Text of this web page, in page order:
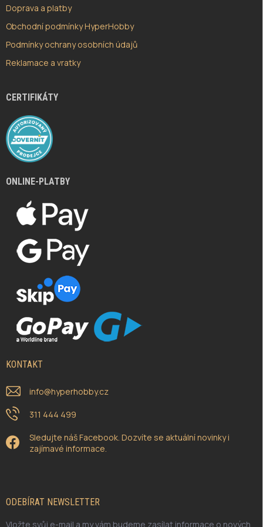
Doprava a platby
Obchodní podmínky HyperHobby
Podmínky ochrany osobních údajů
Reklamace a vratky
CERTIFIKÁTY
ONLINE-PLATBY
KONTAKT
info@hyperhobby.cz
311 444 499
Sledujte náš Facebook. Dozvíte se aktuální novinky i
zajímavé informace.
ODEBÍRAT NEWSLETTER
Vložte svůj e-mail a my vám budeme zasílat informace o nových